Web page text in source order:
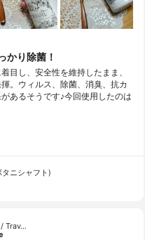
かり除菌！
目し、安全性を維持したまま、
。ウィルス、除菌、消臭、抗カ
あるそうです♪今回使用したのは
ニシャフト)
Trav…